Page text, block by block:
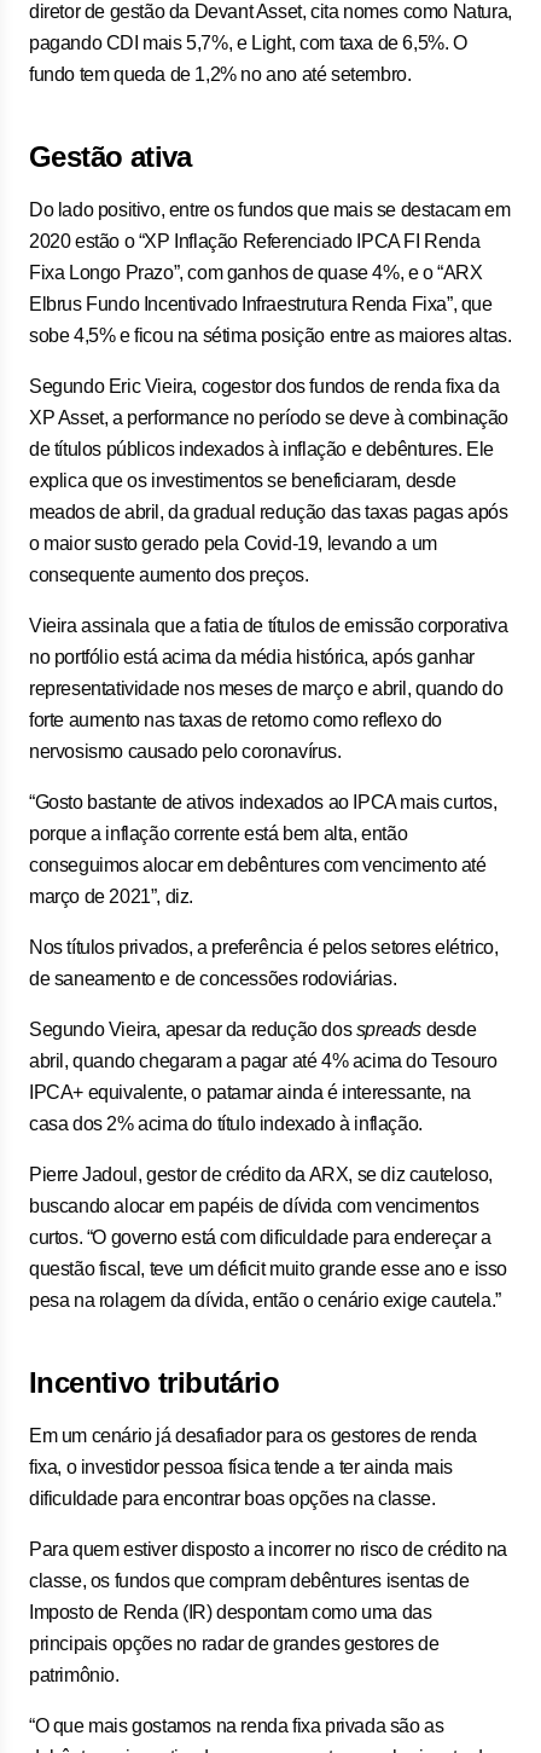
diretor de gestão da Devant Asset, cita nomes como Natura,
pagando CDI mais 5,7%, e Light, com taxa de 6,5%. O
fundo tem queda de 1,2% no ano até setembro.
Gestão ativa
Do lado positivo, entre os fundos que mais se destacam em
2020 estão o “XP Inflação Referenciado IPCA FI Renda
Fixa Longo Prazo”, com ganhos de quase 4%, e o “ARX
Elbrus Fundo Incentivado Infraestrutura Renda Fixa”, que
sobe 4,5% e ficou na sétima posição entre as maiores altas.
Segundo Eric Vieira, cogestor dos fundos de renda fixa da
XP Asset, a performance no período se deve à combinação
de títulos públicos indexados à inflação e debêntures. Ele
explica que os investimentos se beneficiaram, desde
meados de abril, da gradual redução das taxas pagas após
o maior susto gerado pela Covid-19, levando a um
consequente aumento dos preços.
Vieira assinala que a fatia de títulos de emissão corporativa
no portfólio está acima da média histórica, após ganhar
representatividade nos meses de março e abril, quando do
forte aumento nas taxas de retorno como reflexo do
nervosismo causado pelo coronavírus.
“Gosto bastante de ativos indexados ao IPCA mais curtos,
porque a inflação corrente está bem alta, então
conseguimos alocar em debêntures com vencimento até
março de 2021”, diz.
Nos títulos privados, a preferência é pelos setores elétrico,
de saneamento e de concessões rodoviárias.
Segundo Vieira, apesar da redução dosspreads desde
abril, quando chegaram a pagar até 4% acima do Tesouro
IPCA+ equivalente, o patamar ainda é interessante, na
casa dos 2% acima do título indexado à inflação.
Pierre Jadoul, gestor de crédito da ARX, se diz cauteloso,
buscando alocar em papéis de dívida com vencimentos
curtos. “O governo está com dificuldade para endereçar a
questão fiscal, teve um déficit muito grande esse ano e isso
pesa na rolagem da dívida, então o cenário exige cautela.”
Incentivo tributário
Em um cenário já desafiador para os gestores de renda
fixa, o investidor pessoa física tende a ter ainda mais
dificuldade para encontrar boas opções na classe.
Para quem estiver disposto a incorrer no risco de crédito na
classe, os fundos que compram debêntures isentas de
Imposto de Renda (IR) despontam como uma das
principais opções no radar de grandes gestores de
patrimônio.
“O que mais gostamos na renda fixa privada são as